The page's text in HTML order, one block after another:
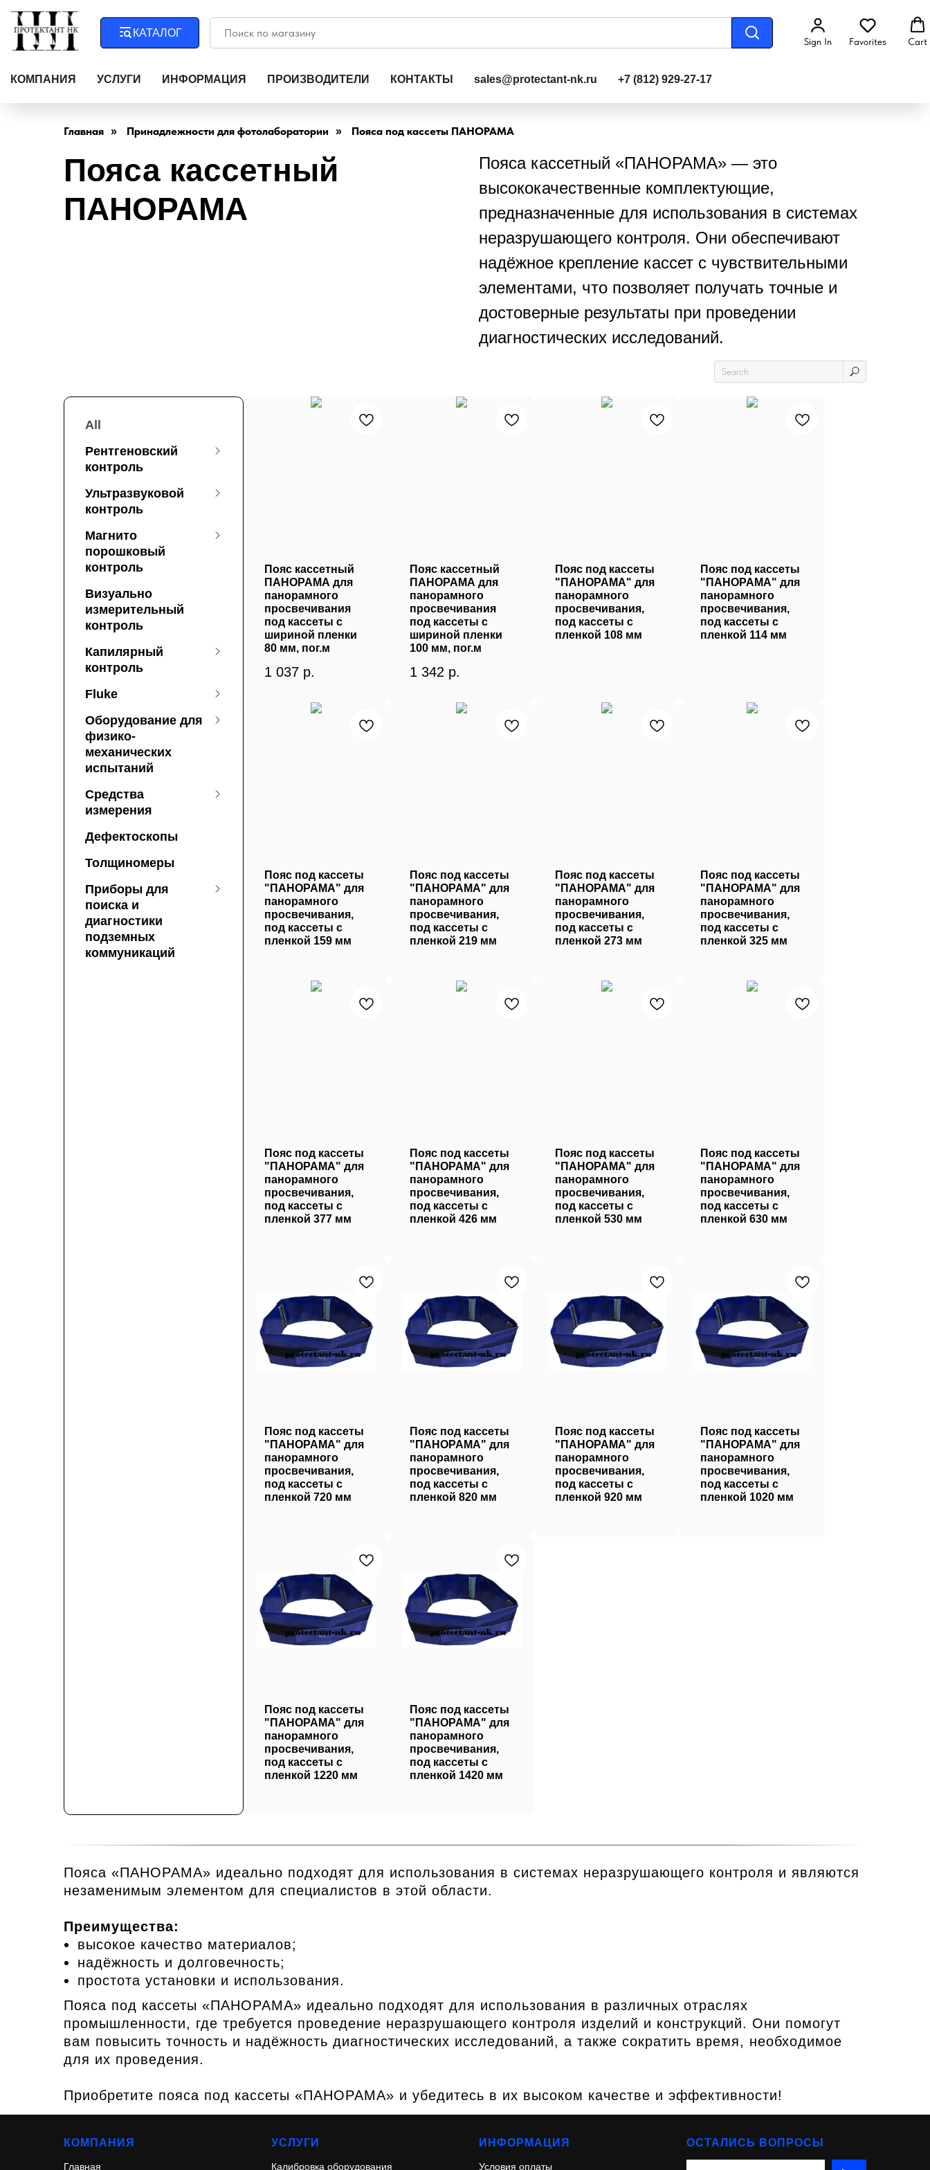
КАТАЛОГ
Sign In Favorites Cart
КОМПАНИЯ УСЛУГИ ИНФОРМАЦИЯ ПРОИЗВОДИТЕЛИ КОНТАКТЫ sales@protectant-nk.ru +7 (812) 929-27-17
Главная » Принадлежности для фотолаборатории » Пояса под кассеты ПАНОРАМА
Пояса кассетный
ПАНОРАМА
Пояса кассетный «ПАНОРАМА» — это
высококачественные комплектующие,
предназначенные для использования в системах
неразрушающего контроля. Они обеспечивают
надёжное крепление кассет с чувствительными
элементами, что позволяет получать точные и
достоверные результаты при проведении
диагностических исследований.
All
Рентгеновский
контроль
Ультразвуковой
контроль
Магнито
порошковый
контроль
Визуально
измерительный
контроль
Капилярный
контроль
Fluke
Оборудование для
физико-
механических
испытаний
Средства
измерения
Дефектоскопы
Толщиномеры
Приборы для
поиска и
диагностики
подземных
коммуникаций
Пояс кассетный
ПАНОРАМА для
панорамного
просвечивания
под кассеты с
шириной пленки
80 мм, пог.м
1 037 р.
Пояс кассетный
ПАНОРАМА для
панорамного
просвечивания
под кассеты с
шириной пленки
100 мм, пог.м
1 342 р.
Пояс под кассеты
"ПАНОРАМА" для
панорамного
просвечивания,
под кассеты с
пленкой 108 мм
Пояс под кассеты
"ПАНОРАМА" для
панорамного
просвечивания,
под кассеты с
пленкой 114 мм
Пояс под кассеты
"ПАНОРАМА" для
панорамного
просвечивания,
под кассеты с
пленкой 159 мм
Пояс под кассеты
"ПАНОРАМА" для
панорамного
просвечивания,
под кассеты с
пленкой 219 мм
Пояс под кассеты
"ПАНОРАМА" для
панорамного
просвечивания,
под кассеты с
пленкой 273 мм
Пояс под кассеты
"ПАНОРАМА" для
панорамного
просвечивания,
под кассеты с
пленкой 325 мм
Пояс под кассеты
"ПАНОРАМА" для
панорамного
просвечивания,
под кассеты с
пленкой 377 мм
Пояс под кассеты
"ПАНОРАМА" для
панорамного
просвечивания,
под кассеты с
пленкой 426 мм
Пояс под кассеты
"ПАНОРАМА" для
панорамного
просвечивания,
под кассеты с
пленкой 530 мм
Пояс под кассеты
"ПАНОРАМА" для
панорамного
просвечивания,
под кассеты с
пленкой 630 мм
Пояс под кассеты
"ПАНОРАМА" для
панорамного
просвечивания,
под кассеты с
пленкой 720 мм
Пояс под кассеты
"ПАНОРАМА" для
панорамного
просвечивания,
под кассеты с
пленкой 820 мм
Пояс под кассеты
"ПАНОРАМА" для
панорамного
просвечивания,
под кассеты с
пленкой 920 мм
Пояс под кассеты
"ПАНОРАМА" для
панорамного
просвечивания,
под кассеты с
пленкой 1020 мм
Пояс под кассеты
"ПАНОРАМА" для
панорамного
просвечивания,
под кассеты с
пленкой 1220 мм
Пояс под кассеты
"ПАНОРАМА" для
панорамного
просвечивания,
под кассеты с
пленкой 1420 мм
Пояса «ПАНОРАМА» идеально подходят для использования в системах неразрушающего контроля и являются
незаменимым элементом для специалистов в этой области.
Преимущества:
высокое качество материалов;
надёжность и долговечность;
простота установки и использования.
Пояса под кассеты «ПАНОРАМА» идеально подходят для использования в различных отраслях
промышленности, где требуется проведение неразрушающего контроля изделий и конструкций. Они помогут
вам повысить точность и надёжность диагностических исследований, а также сократить время, необходимое
для их проведения.
Приобретите пояса под кассеты «ПАНОРАМА» и убедитесь в их высоком качестве и эффективности!
КОМПАНИЯ
Главная
УСЛУГИ
Калибровка оборудования
ИНФОРМАЦИЯ
Условия оплаты
ОСТАЛИСЬ ВОПРОСЫ